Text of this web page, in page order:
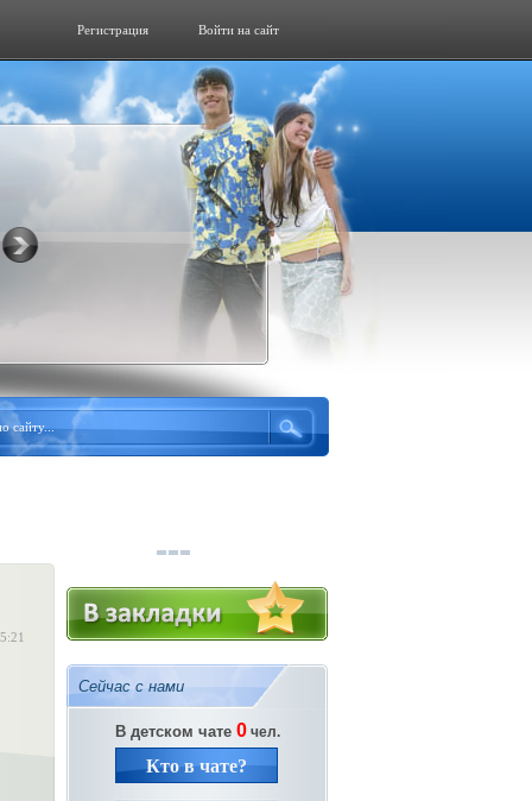
Войти на сайт
Регистрация
Сейчас с нами
В детском чате 0чел.
Кто в чате?